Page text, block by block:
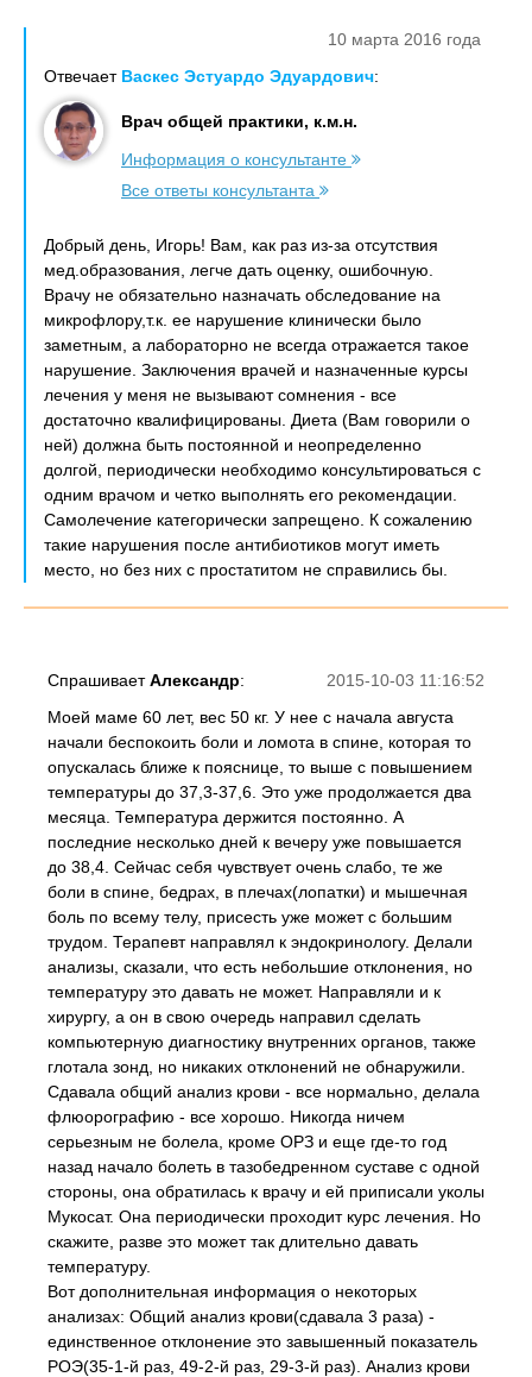
10 марта 2016 года
Отвечает Васкес Эстуардо Эдуардович:
Врач общей практики, к.м.н.
Информация о консультанте
Все ответы консультанта
Добрый день, Игорь! Вам, как раз из-за отсутствия
мед.образования, легче дать оценку, ошибочную.
Врачу не обязательно назначать обследование на
микрофлору,т.к. ее нарушение клинически было
заметным, а лабораторно не всегда отражается такое
нарушение. Заключения врачей и назначенные курсы
лечения у меня не вызывают сомнения - все
достаточно квалифицированы. Диета (Вам говорили о
ней) должна быть постоянной и неопределенно
долгой, периодически необходимо консультироваться с
одним врачом и четко выполнять его рекомендации.
Самолечение категорически запрещено. К сожалению
такие нарушения после антибиотиков могут иметь
место, но без них с простатитом не справились бы.
2015-10-03 11:16:52
СпрашиваетАлександр:
Моей маме 60 лет, вес 50 кг. У нее с начала августа
начали беспокоить боли и ломота в спине, которая то
опускалась ближе к пояснице, то выше с повышением
температуры до 37,3-37,6. Это уже продолжается два
месяца. Температура держится постоянно. А
последние несколько дней к вечеру уже повышается
до 38,4. Сейчас себя чувствует очень слабо, те же
боли в спине, бедрах, в плечах(лопатки) и мышечная
боль по всему телу, присесть уже может с большим
трудом. Терапевт направлял к эндокринологу. Делали
анализы, сказали, что есть небольшие отклонения, но
температуру это давать не может. Направляли и к
хирургу, а он в свою очередь направил сделать
компьютерную диагностику внутренних органов, также
глотала зонд, но никаких отклонений не обнаружили.
Сдавала общий анализ крови - все нормально, делала
флюорографию - все хорошо. Никогда ничем
серьезным не болела, кроме ОРЗ и еще где-то год
назад начало болеть в тазобедренном суставе с одной
стороны, она обратилась к врачу и ей приписали уколы
Мукосат. Она периодически проходит курс лечения. Но
скажите, разве это может так длительно давать
температуру.
Вот дополнительная информация о некоторых
анализах: Общий анализ крови(сдавала 3 раза) -
единственное отклонение это завышенный показатель
РОЭ(35-1-й раз, 49-2-й раз, 29-3-й раз). Анализ крови